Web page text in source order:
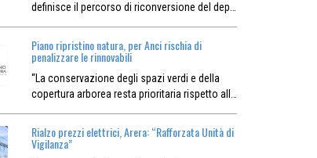
definisce il percorso di riconversione del dep…
Piano ripristino natura, per Anci rischia di
penalizzare le rinnovabili
“La conservazione degli spazi verdi e della
copertura arborea resta prioritaria rispetto all…
Rialzo prezzi elettrici, Arera: “Rafforzata Unità di
Vigilanza”